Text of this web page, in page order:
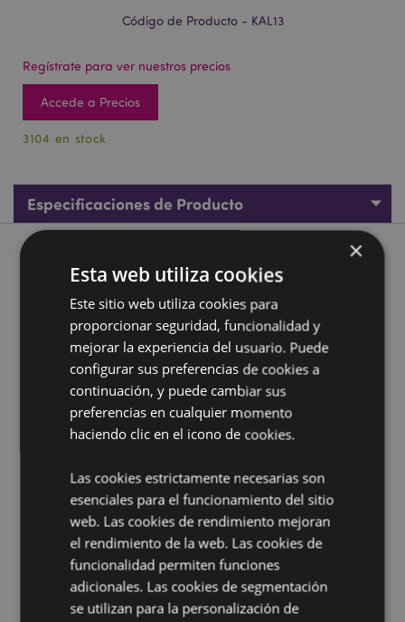
Código de Producto - KAL13
Regístrate para ver nuestros precios
Accede a Precios
3104 en stock
Especificaciones de Producto
Caleidoscopio Space Cadet
Material:Poliestireno, Acrílico, Cartón y Papel
Marcado CE/UKCA:
No Apto de:0 - 3 Años
EN71:Sí
¿Quieres saber más acerca de los métodos de trabajo
de Puckator?Encuentra todo lo que necesitas saber
en la guía de compra del cliente.
Características del Producto
Información
Altura 17-27cm Largura 4.5cm Profundidade
×
Esta web utiliza cookies
Este sitio web utiliza cookies para
proporcionar seguridad, funcionalidad y
mejorar la experiencia del usuario. Puede
configurar sus preferencias de cookies a
continuación, y puede cambiar sus
preferencias en cualquier momento
haciendo clic en el icono de cookies.
Las cookies estrictamente necesarias son
esenciales para el funcionamiento del sitio
web. Las cookies de rendimiento mejoran
el rendimiento de la web. Las cookies de
funcionalidad permiten funciones
adicionales. Las cookies de segmentación
se utilizan para la personalización de